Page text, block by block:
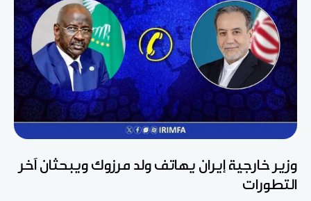
وزير خارجية إيران يهاتف ولد مرزوك ويبحثان آخر
التطورات